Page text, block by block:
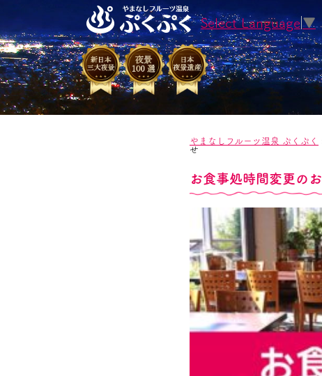
Select Language ▼
やまなしフルーツ温泉 ぷくぷく
せ
お食事処時間変更の